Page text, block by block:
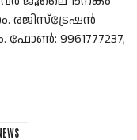
രജിസ്ട്രേഷന്‍
9961777237,